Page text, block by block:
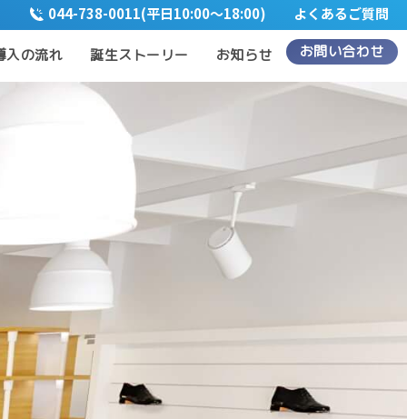
044-738-0011(平日10:00〜18:00) よくあるご質問
入の流れ 誕生ストーリー お知らせ お問い合わせ